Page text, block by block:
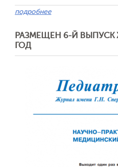
подробнее
РАЗМЕЩЕН 6-Й ВЫПУСК
ГОД